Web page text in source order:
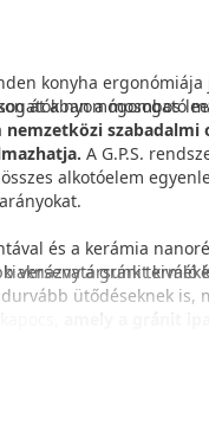
konyha ergonómiája
át a nyomógombos
a mosogató
nemzetközi
A G.P.S.
alkotóelem
a gránit kiváló
ütődéseknek is,
amely a gránit
és a kerámia
versenytársunk
olyan anyag született,